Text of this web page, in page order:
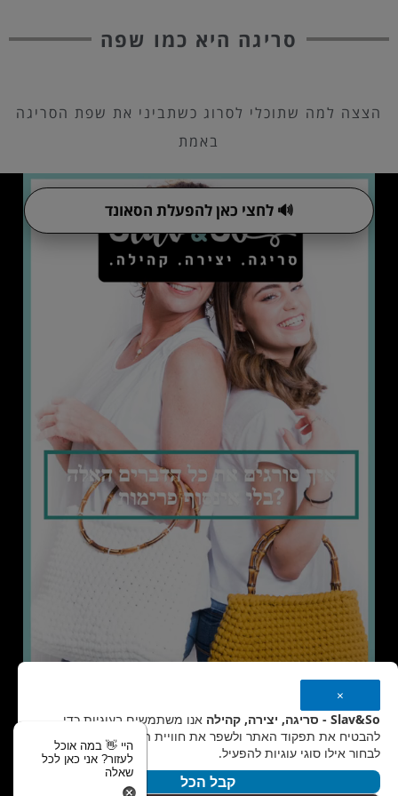
סריגה היא כמו שפה
הצצה למה שתוכלי לסרוג כשתביני את שפת הסריגה
באמת
🔊 לחצי כאן להפעלת הסאונד
×
Slav&So - סריגה, יצירה, קהילה
אנו משתמשים בעוגיות כדי
להבטיח את תפקוד האתר ולשפר את חוויית המשתמש. אפשר
לבחור אילו סוגי עוגיות להפעיל.
קבל הכל
היי 👋 במה אוכל
לעזור? אני כאן לכל
שאלה